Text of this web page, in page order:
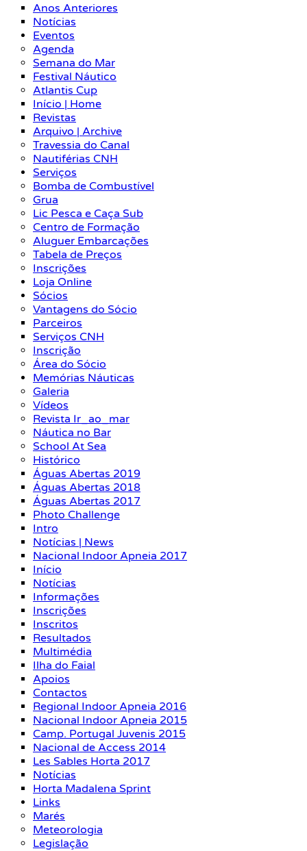
Anos Anteriores
Notícias
Eventos
Agenda
Semana do Mar
Festival Náutico
Atlantis Cup
Início | Home
Revistas
Arquivo | Archive
Travessia do Canal
Nautiférias CNH
Serviços
Bomba de Combustível
Grua
Lic Pesca e Caça Sub
Centro de Formação
Aluguer Embarcações
Tabela de Preços
Inscrições
Loja Online
Sócios
Vantagens do Sócio
Parceiros
Serviços CNH
Inscrição
Área do Sócio
Memórias Náuticas
Galeria
Vídeos
Revista Ir_ao_mar
Náutica no Bar
School At Sea
Histórico
Águas Abertas 2019
Águas Abertas 2018
Águas Abertas 2017
Photo Challenge
Intro
Notícias | News
Nacional Indoor Apneia 2017
Início
Notícias
Informações
Inscrições
Inscritos
Resultados
Multimédia
Ilha do Faial
Apoios
Contactos
Regional Indoor Apneia 2016
Nacional Indoor Apneia 2015
Camp. Portugal Juvenis 2015
Nacional de Access 2014
Les Sables Horta 2017
Notícias
Horta Madalena Sprint
Links
Marés
Meteorologia
Legislação